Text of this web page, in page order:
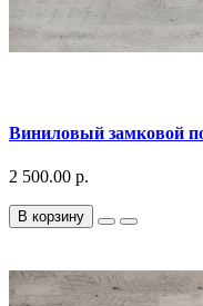
Виниловый замковой
2 500.00 р.
В корзину